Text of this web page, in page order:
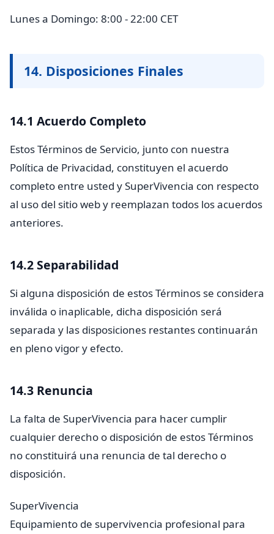
Lunes a Domingo: 8:00 - 22:00 CET
14. Disposiciones Finales
14.1 Acuerdo Completo
Estos Términos de Servicio, junto con nuestra
Política de Privacidad, constituyen el acuerdo
completo entre usted y SuperVivencia con respecto
al uso del sitio web y reemplazan todos los acuerdos
anteriores.
14.2 Separabilidad
Si alguna disposición de estos Términos se considera
inválida o inaplicable, dicha disposición será
separada y las disposiciones restantes continuarán
en pleno vigor y efecto.
14.3 Renuncia
La falta de SuperVivencia para hacer cumplir
cualquier derecho o disposición de estos Términos
no constituirá una renuncia de tal derecho o
disposición.
SuperVivencia
Equipamiento de supervivencia profesional para